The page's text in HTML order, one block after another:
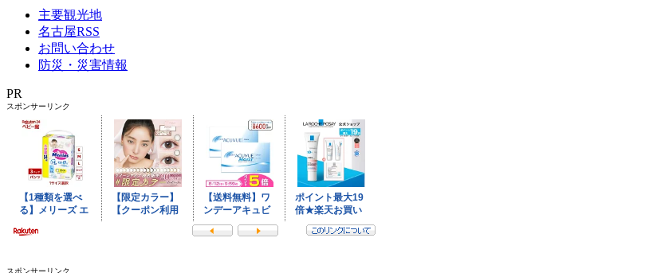
主要観光地
名古屋RSS
お問い合わせ
防災・災害情報
PR
スポンサーリンク
スポンサーリンク